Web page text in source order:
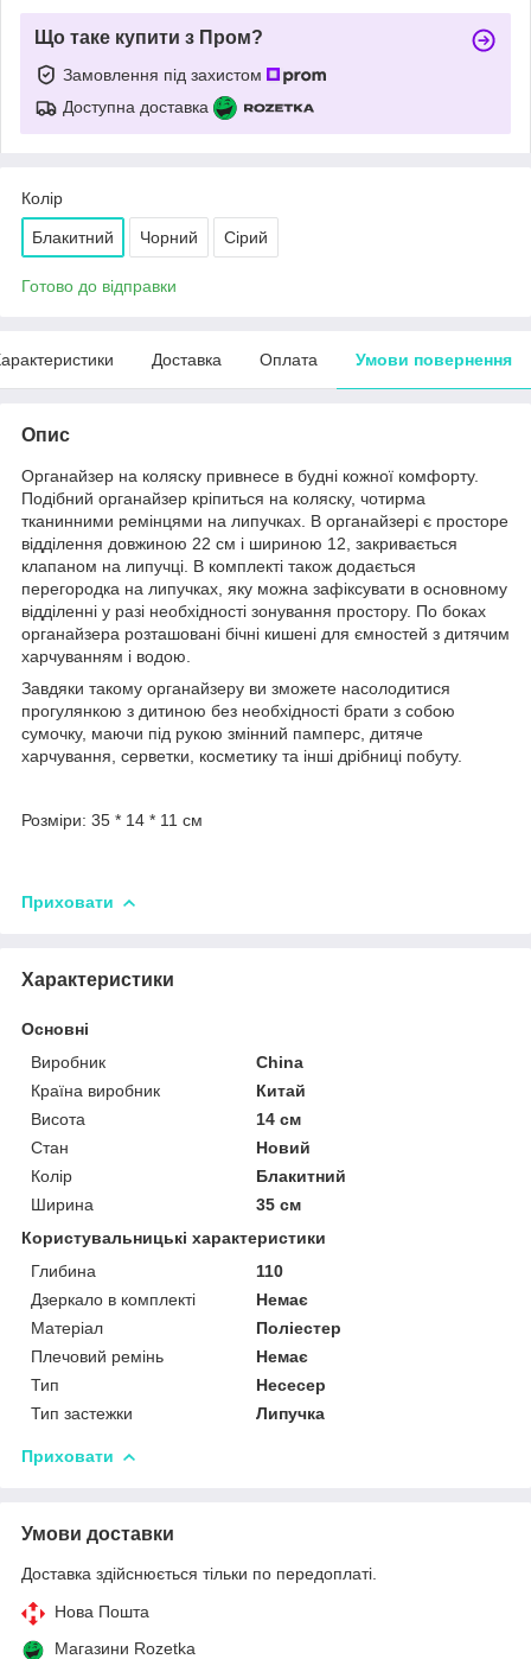
Що таке купити з Пром?
Замовлення під захистом
Доступна доставка
Колір
Блакитний Чорний Сірий
Готово до відправки
Доставка Оплата Умови повернення
Опис
Органайзер на коляску привнесе в будні кожної комфорту.
Подібний органайзер кріпиться на коляску, чотирма
тканинними ремінцями на липучках. В органайзері є просторе
відділення довжиною 22 см і шириною 12, закривається
клапаном на липучці. В комплекті також додається
перегородка на липучках, яку можна зафіксувати в основному
відділенні у разі необхідності зонування простору. По боках
органайзера розташовані бічні кишені для ємностей з дитячим
харчуванням і водою.
Завдяки такому органайзеру ви зможете насолодитися
прогулянкою з дитиною без необхідності брати з собою
сумочку, маючи під рукою змінний памперс, дитяче
харчування, серветки, косметику та інші дрібниці побуту.
Розміри: 35 * 14 * 11 см
Приховати
Характеристики
Основні
Виробник
China
Країна виробник
Китай
Висота
14 см
Стан
Новий
Колір
Блакитний
Ширина
35 см
Користувальницькі характеристики
Глибина
110
Дзеркало в комплекті
Немає
Матеріал
Поліестер
Плечовий ремінь
Немає
Тип
Несесер
Тип застежки
Липучка
Приховати
Умови доставки
Доставка здійснюється тільки по передоплаті.
Нова Пошта
Магазини Rozetka